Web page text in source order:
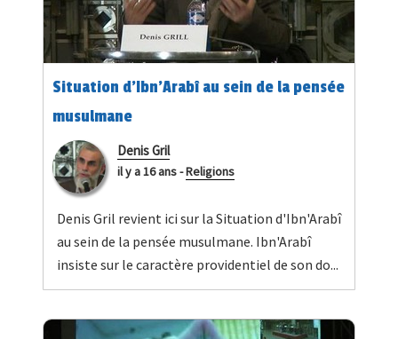
Situation d'Ibn'Arabî au sein de la pensée
musulmane
Denis Gril
il y a 16 ans-Religions
Denis Gril revient ici sur la Situation d'Ibn'Arabî
au sein de la pensée musulmane. Ibn'Arabî
insiste sur le caractère providentiel de son do...